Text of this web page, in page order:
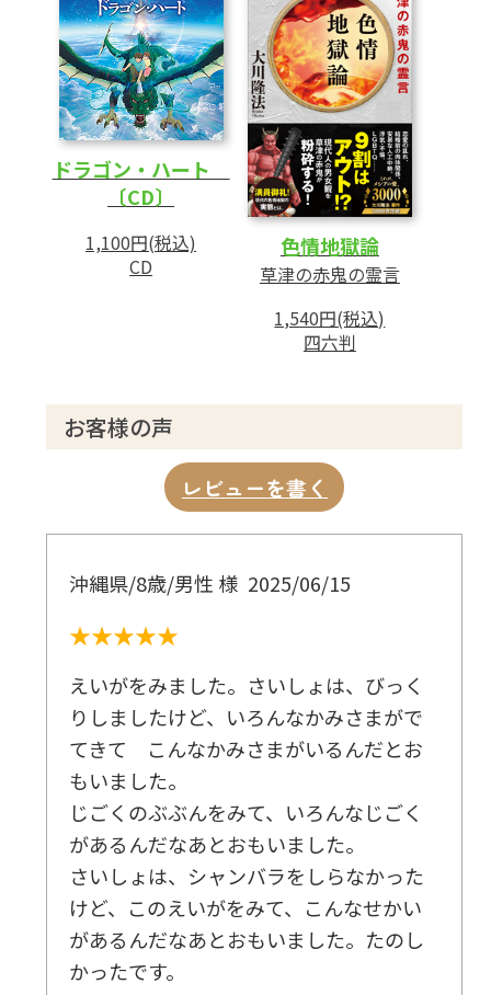
ドラゴン・ハート
〔CD〕
1,100円(税込)
CD
色情地獄論
草津の赤鬼の霊言
1,540円(税込)
四六判
お客様の声
レビューを書く
沖縄県/8歳/男性 様 2025/06/15
★★★★★
えいがをみました。さいしょは、びっく
りしましたけど、いろんなかみさまがで
てきて こんなかみさまがいるんだとお
もいました。
じごくのぶぶんをみて、いろんなじごく
があるんだなあとおもいました。
さいしょは、シャンバラをしらなかった
けど、このえいがをみて、こんなせかい
があるんだなあとおもいました。たのし
かったです。